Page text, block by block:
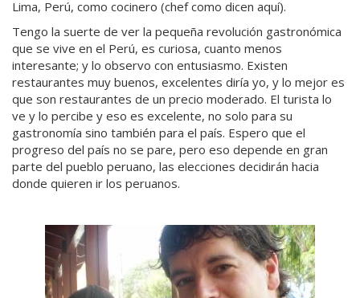
Lima, Perú, como cocinero (chef como dicen aquí).
Tengo la suerte de ver la pequeña revolución gastronómica
que se vive en el Perú, es curiosa, cuanto menos
interesante; y lo observo con entusiasmo. Existen
restaurantes muy buenos, excelentes diría yo, y lo mejor es
que son restaurantes de un precio moderado. El turista lo
ve y lo percibe y eso es excelente, no solo para su
gastronomía sino también para el país. Espero que el
progreso del país no se pare, pero eso depende en gran
parte del pueblo peruano, las elecciones decidirán hacia
donde quieren ir los peruanos.